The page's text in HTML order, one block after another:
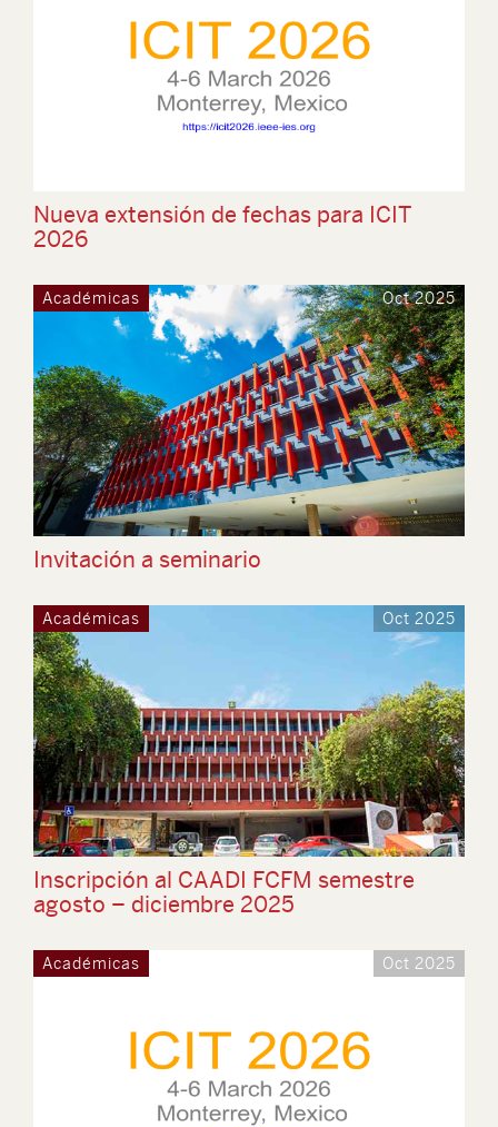
Nueva extensión de fechas para ICIT
2026
Académicas Oct 2025
Invitación a seminario
Académicas Oct 2025
Inscripción al CAADI FCFM semestre
agosto – diciembre 2025
Académicas Oct 2025